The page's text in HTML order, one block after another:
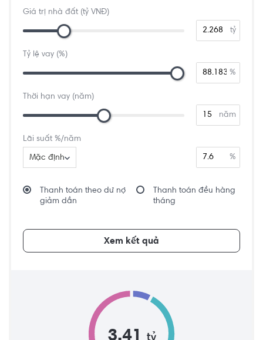
Giá trị nhà đất (tỷ VNĐ)
tỷ
Tỷ lệ vay (%)
%
Thời hạn vay (năm)
năm
Lãi suất %/năm
Mặc định %
Thanh toán theo dư nợ
giảm dần
Thanh toán đều hàng
tháng
Xem kết quả
3.41 tỷ